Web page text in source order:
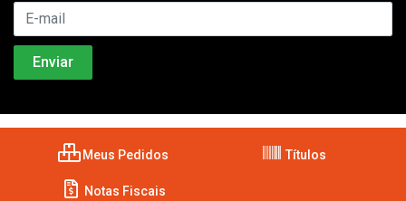
Meus Pedidos Títulos
Notas Fiscais